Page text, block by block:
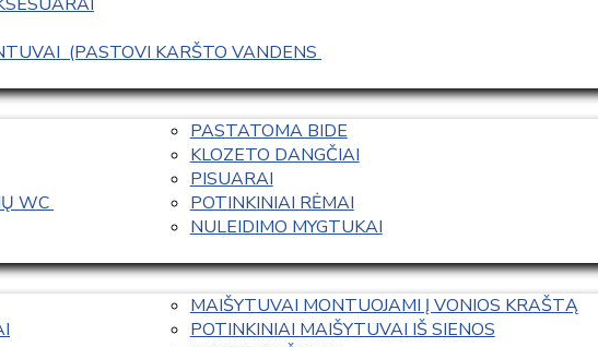
(PASTOVI KARŠTO VANDENS
WC
PASTATOMA BIDE
KLOZETO DANGČIAI
PISUARAI
POTINKINIAI RĖMAI
NULEIDIMO MYGTUKAI
MAIŠYTUVAI MONTUOJAMI Į VONIOS KRAŠTĄ
POTINKINIAI MAIŠYTUVAI IŠ SIENOS